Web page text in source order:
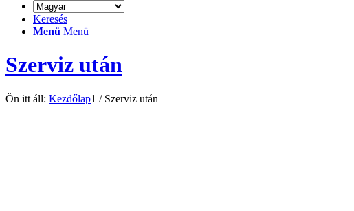
Keresés
Menü Menü
Szerviz után
Ön itt áll: Kezdőlap1 / Szerviz után